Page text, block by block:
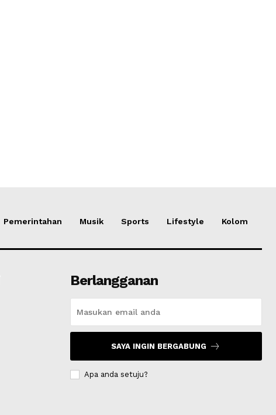
Pemerintahan Musik Sports Lifestyle Kolom
Berlangganan
SAYA INGIN BERGABUNG
Apa anda setuju?